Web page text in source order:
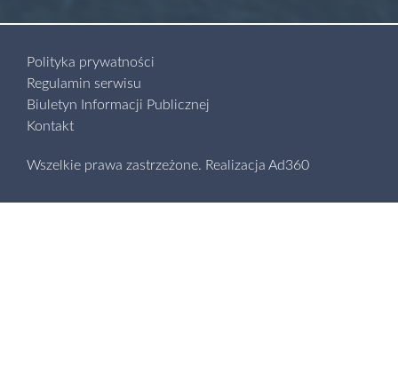
Polityka prywatności
Regulamin serwisu
Biuletyn Informacji Publicznej
Kontakt
Wszelkie prawa zastrzeżone. Realizacja Ad360